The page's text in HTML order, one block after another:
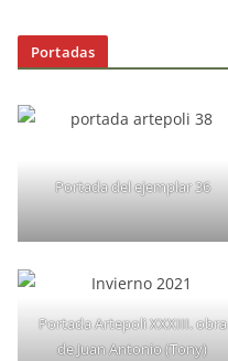
Portadas
Portada del ejemplar 36
Portada Artepoli XXXIII. obra
de Juan Antonio (Tony)